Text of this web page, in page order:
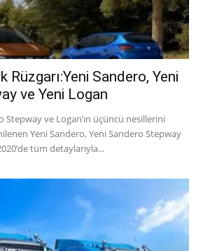
Rüzgarı:Yeni Sandero, Yeni
ve Yeni Logan
Stepway ve Logan’ın üçüncü nesillerini
Yeni Sandero, Yeni Sandero Stepway
tüm detaylarıyla...